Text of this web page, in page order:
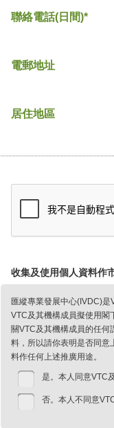
聯絡電話(日間)*
電郵地址
居住地區
收集及使用個人資料作
匯縱專業發展中心(IVDC)是
VTC及其機構成員擬使用閣
關VTC及其機構成員的任
料，所以請你表明是否同意
料作任何上述推廣用途。
是。本人同意VTC
否。本人不同意